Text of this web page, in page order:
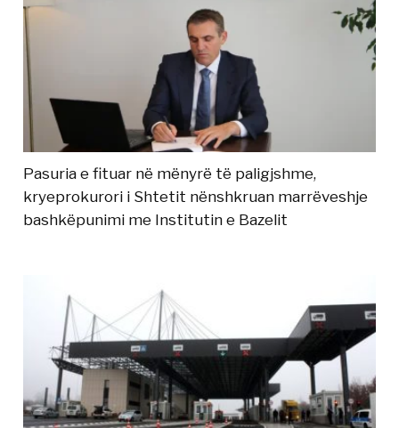
Pasuria e fituar në mënyrë të paligjshme,
kryeprokurori i Shtetit nënshkruan marrëveshje
bashkëpunimi me Institutin e Bazelit